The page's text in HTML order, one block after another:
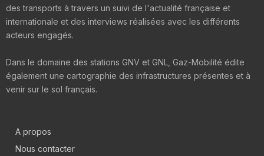
des transports à travers un suivi de l'actualité française et
internationale et des interviews réalisées avec les différents
acteurs engagés.
Dans le domaine des stations GNV et GNL, Gaz-Mobilité édite
également une cartographie des infrastructures présentes et à
venir sur le sol français.
A propos
Nous contacter